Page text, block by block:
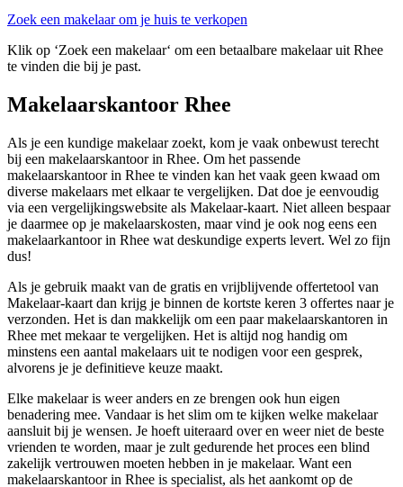
Zoek een makelaar om je huis te verkopen
Klik op ‘Zoek een makelaar‘ om een betaalbare makelaar uit Rhee
te vinden die bij je past.
Makelaarskantoor Rhee
Als je een kundige makelaar zoekt, kom je vaak onbewust terecht
bij een makelaarskantoor in Rhee. Om het passende
makelaarskantoor in Rhee te vinden kan het vaak geen kwaad om
diverse makelaars met elkaar te vergelijken. Dat doe je eenvoudig
via een vergelijkingswebsite als Makelaar-kaart. Niet alleen bespaar
je daarmee op je makelaarskosten, maar vind je ook nog eens een
makelaarkantoor in Rhee wat deskundige experts levert. Wel zo fijn
dus!
Als je gebruik maakt van de gratis en vrijblijvende offertetool van
Makelaar-kaart dan krijg je binnen de kortste keren 3 offertes naar je
verzonden. Het is dan makkelijk om een paar makelaarskantoren in
Rhee met mekaar te vergelijken. Het is altijd nog handig om
minstens een aantal makelaars uit te nodigen voor een gesprek,
alvorens je je definitieve keuze maakt.
Elke makelaar is weer anders en ze brengen ook hun eigen
benadering mee. Vandaar is het slim om te kijken welke makelaar
aansluit bij je wensen. Je hoeft uiteraard over en weer niet de beste
vrienden te worden, maar je zult gedurende het proces een blind
zakelijk vertrouwen moeten hebben in je makelaar. Want een
makelaarskantoor in Rhee is specialist, als het aankomt op de